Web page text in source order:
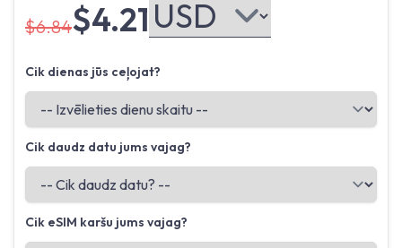
$6.84$4.21
Cik dienas jūs ceļojat?
Cik daudz datu jums vajag?
Cik eSIM karšu jums vajag?